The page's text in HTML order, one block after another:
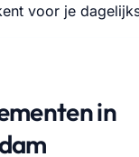
voor je
in